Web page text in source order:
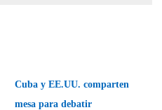
Cuba y EE.UU. comparten
mesa para debatir